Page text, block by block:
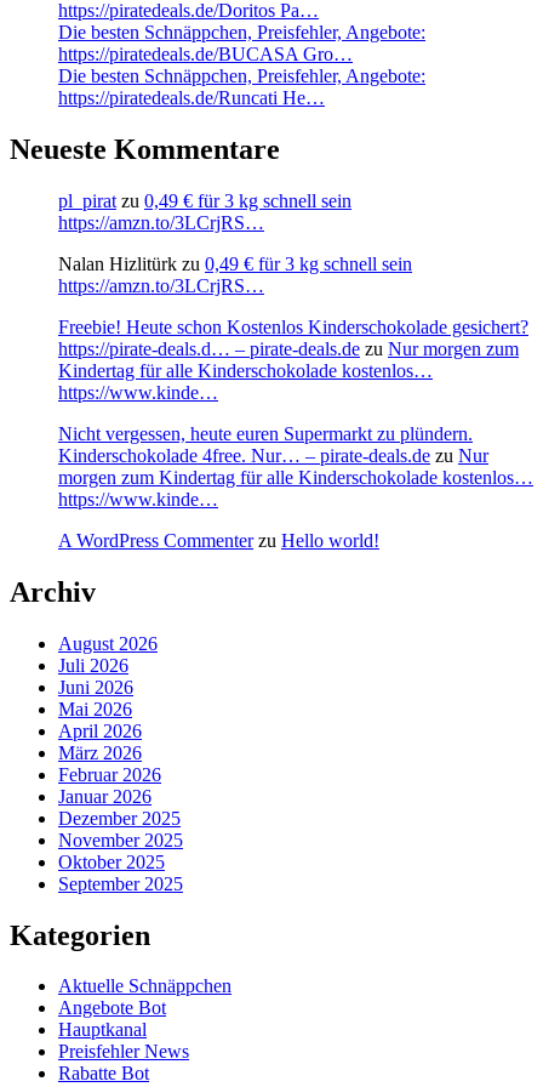
https://piratedeals.de/Doritos Pa…
Die besten Schnäppchen, Preisfehler, Angebote:
https://piratedeals.de/BUCASA Gro…
Die besten Schnäppchen, Preisfehler, Angebote:
https://piratedeals.de/Runcati He…
Neueste Kommentare
pl_pirat zu 0,49 € für 3 kg schnell sein
https://amzn.to/3LCrjRS…
Nalan Hizlitürk zu 0,49 € für 3 kg schnell sein
https://amzn.to/3LCrjRS…
Freebie! Heute schon Kostenlos Kinderschokolade gesichert?
https://pirate-deals.d… – pirate-deals.de zu Nur morgen zum
Kindertag für alle Kinderschokolade kostenlos…
https://www.kinde…
Nicht vergessen, heute euren Supermarkt zu plündern.
Kinderschokolade 4free. Nur… – pirate-deals.de zu Nur
morgen zum Kindertag für alle Kinderschokolade kostenlos…
https://www.kinde…
A WordPress Commenterzu Hello world!
Archiv
August 2026
Juli 2026
Juni 2026
Mai 2026
April 2026
März 2026
Februar 2026
Januar 2026
Dezember 2025
November 2025
Oktober 2025
September 2025
Kategorien
Aktuelle Schnäppchen
Angebote Bot
Hauptkanal
Preisfehler News
Rabatte Bot